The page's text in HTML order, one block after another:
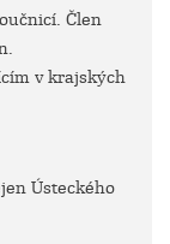
Člen
v krajských
Ústeckého